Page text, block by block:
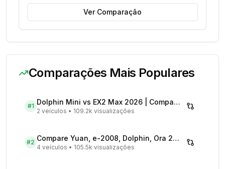
Ver Comparação
Comparações Mais Populares
#1 Dolphin Mini vs EX2 Max 2026 | Compare Preços
2 veículos • 109.2k visualizações
#2 Compare Yuan, e-2008, Dolphin, Ora 2026 | Veículos Elétricos
4 veículos • 105.5k visualizações